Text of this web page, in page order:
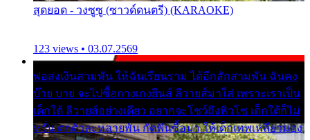
สุดยอด - วงซูซู (ซาวด์ดนตรี) (KARAOKE)
123 views • 03.07.2569
พ่อส่งเงินสามพัน ให้ฉันเรียนราม ได้อีกสักสามพัน ฉันคง
บ๊าย บาย จะไปซื้อกางเกงยีนส์ ลีวายส์มาใส่ เพราะเราเป็น
เด็กใต้ ลีวายส์อย่างเดียว อยากจะโชว์ถึงหิวโซ เด็กใต้ก็ไม่
หวั่น ตกตัวละหลายพัน กัดฟันซื้อมา ให้เด็กเทพเหลียวมอง